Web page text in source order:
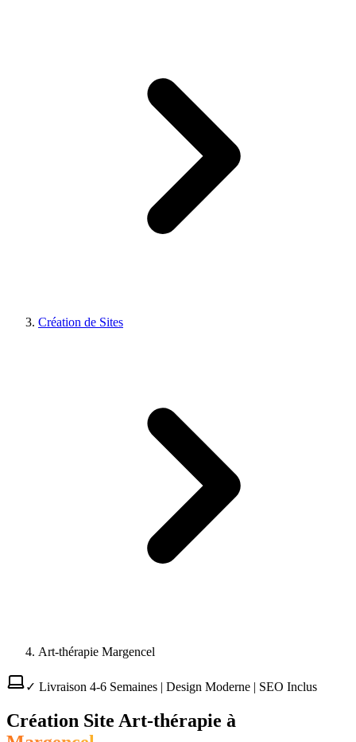
Création de Sites
Art-thérapie Margencel
✓ Livraison 4-6 Semaines | Design Moderne | SEO Inclus
Création Site Art-thérapie à